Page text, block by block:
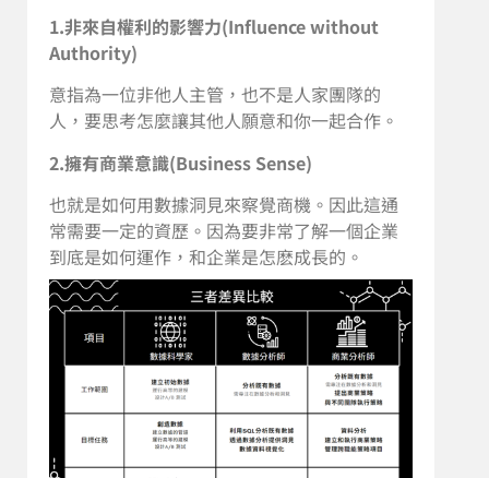
1.非來自權利的影響力(Influence without
Authority)
意指為一位非他人主管，也不是人家團隊的
人，要思考怎麼讓其他人願意和你一起合作。
2.擁有商業意識(Business Sense)
也就是如何用數據洞見來察覺商機。因此這通
常需要一定的資歷。因為要非常了解一個企業
到底是如何運作，和企業是怎麽成長的。